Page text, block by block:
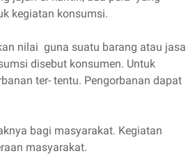
kegiatan konsumsi.
nilai guna suatu barang atau jasa
disebut konsumen. Untuk
ter- tentu. Pengorbanan dapat
bagi masyarakat. Kegiatan
masyarakat.